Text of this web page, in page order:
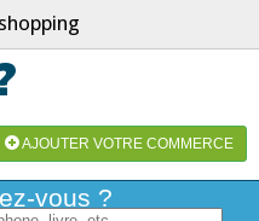
AJOUTER VOTRE COMMERCE
vous ?